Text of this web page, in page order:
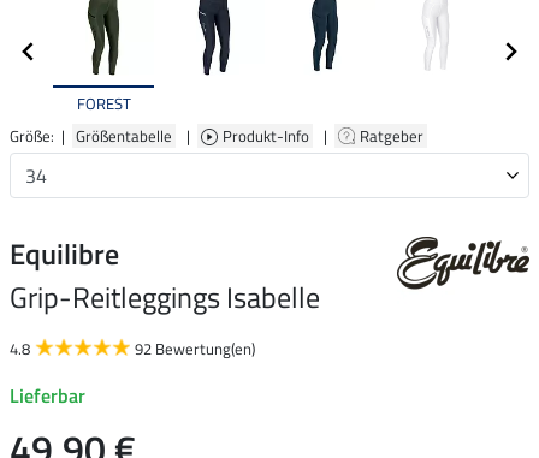
FOREST
Größe: | Größentabelle | Produkt-Info | Ratgeber
Equilibre
Grip-Reitleggings Isabelle
4.8 92 Bewertung(en)
Lieferbar